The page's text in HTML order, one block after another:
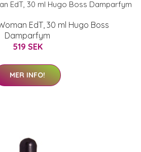
EdT, 30 ml Hugo Boss
Damparfym
519 SEK
MER INFO!